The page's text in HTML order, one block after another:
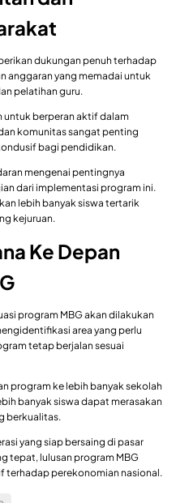
dukungan penuh terhadap
anggaran yang memadai untuk
pelatihan guru.
untuk berperan aktif dalam
komunitas sangat penting
bagi pendidikan.
mengenai pentingnya
dari implementasi program ini.
lebih banyak siswa tertarik
kejuruan.
Ke Depan
program MBG akan dilakukan
area yang perlu
tetap berjalan sesuai
program ke lebih banyak sekolah
banyak siswa dapat merasakan
berkualitas.
yang siap bersaing di pasar
tepat, lulusan program MBG
perekonomian nasional.